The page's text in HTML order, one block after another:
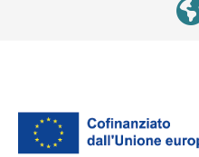
Focus settoriali